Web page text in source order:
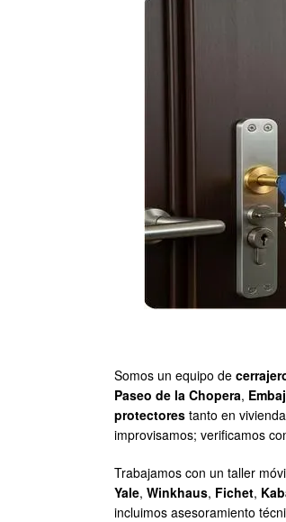
Somos un equipo de
Paseo de la Chopera,
protectores tanto en
improvisamos; verificamos
Trabajamos con un taller
Yale, Winkhaus, Fichet,
incluimos asesoramiento